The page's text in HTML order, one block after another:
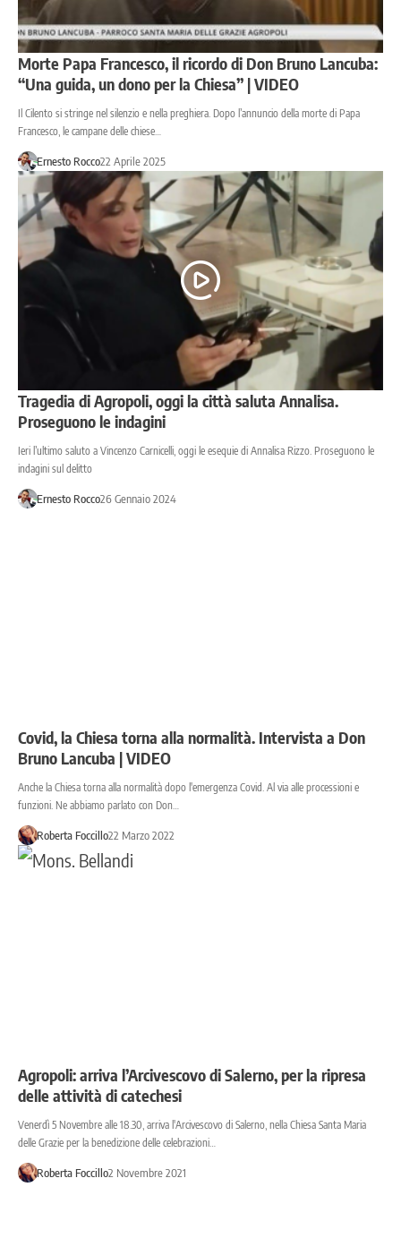
Morte Papa Francesco, il ricordo di Don Bruno Lancuba:
“Una guida, un dono per la Chiesa” | VIDEO
Il Cilento si stringe nel silenzio e nella preghiera. Dopo l’annuncio della morte di Papa
Francesco, le campane delle chiese…
Ernesto Rocco22 Aprile 2025
Tragedia di Agropoli, oggi la città saluta Annalisa.
Proseguono le indagini
Ieri l’ultimo saluto a Vincenzo Carnicelli, oggi le esequie di Annalisa Rizzo. Proseguono le
indagini sul delitto
Ernesto Rocco26 Gennaio 2024
Covid, la Chiesa torna alla normalità. Intervista a Don
Bruno Lancuba | VIDEO
Anche la Chiesa torna alla normalità dopo l'emergenza Covid. Al via alle processioni e
funzioni. Ne abbiamo parlato con Don…
Roberta Foccillo22 Marzo 2022
Agropoli: arriva l’Arcivescovo di Salerno, per la ripresa
delle attività di catechesi
Venerdì 5 Novembre alle 18.30, arriva l'Arcivescovo di Salerno, nella Chiesa Santa Maria
delle Grazie per la benedizione delle celebrazioni…
Roberta Foccillo2 Novembre 2021